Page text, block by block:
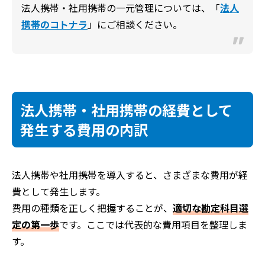
法人携帯・社用携帯の一元管理については、「法人
携帯のコトナラ」にご相談ください。
法人携帯・社用携帯の経費として
発生する費用の内訳
法人携帯や社用携帯を導入すると、さまざまな費用が経
費として発生します。
費用の種類を正しく把握することが、 適切な勘定科目選
定の第一歩です。ここでは代表的な費用項目を整理しま
す。